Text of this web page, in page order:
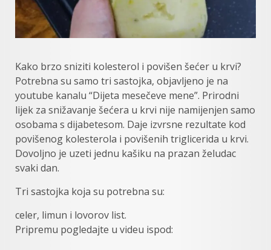
Kako brzo sniziti kolesterol i povišen šećer u krvi?
Potrebna su samo tri sastojka, objavljeno je na
youtube kanalu “Dijeta mesečeve mene”. Prirodni
lijek za snižavanje šećera u krvi nije namijenjen samo
osobama s dijabetesom. Daje izvrsne rezultate kod
povišenog kolesterola i povišenih triglicerida u krvi.
Dovoljno je uzeti jednu kašiku na prazan želudac
svaki dan.
Tri sastojka koja su potrebna su:
celer, limun i lovorov list.
Pripremu pogledajte u videu ispod: